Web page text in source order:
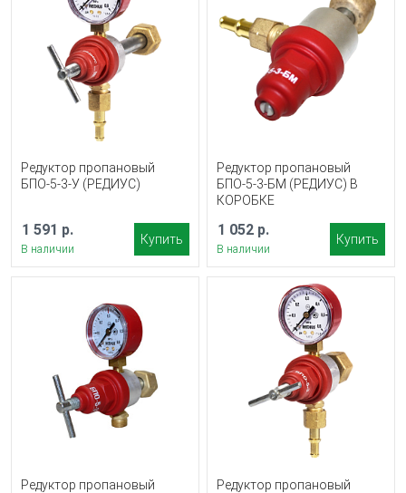
Редуктор пропановый
БПО-5-3-У (РЕДИУС)
1 591 р.
В наличии
Купить
Редуктор пропановый
БПО-5-3-БМ (РЕДИУС) В
КОРОБКЕ
1 052 р.
В наличии
Купить
Редуктор пропановый
Редуктор пропановый